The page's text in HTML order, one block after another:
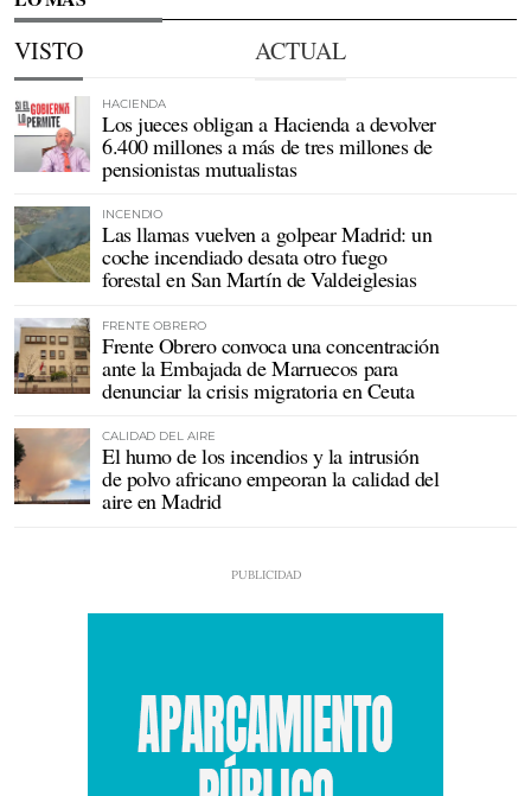
VISTO ACTUAL
HACIENDA
Los jueces obligan a Hacienda a devolver
6.400 millones a más de tres millones de
pensionistas mutualistas
INCENDIO
Las llamas vuelven a golpear Madrid: un
coche incendiado desata otro fuego
forestal en San Martín de Valdeiglesias
FRENTE OBRERO
Frente Obrero convoca una concentración
ante la Embajada de Marruecos para
denunciar la crisis migratoria en Ceuta
CALIDAD DEL AIRE
El humo de los incendios y la intrusión
de polvo africano empeoran la calidad del
aire en Madrid